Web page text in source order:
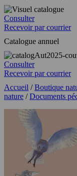
Consulter
Recevoir par courrier
Catalogue annuel
Consulter
Recevoir par courrier
Accueil /Boutique
nature /Documents